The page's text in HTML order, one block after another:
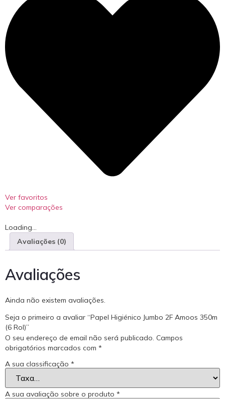
Ver favoritos
Ver comparações
Loading...
Avaliações (0)
Avaliações
Ainda não existem avaliações.
Seja o primeiro a avaliar “Papel Higiénico Jumbo 2F Amoos 350m
(6 Rol)”
O seu endereço de email não será publicado. Campos
obrigatórios marcados com *
A sua classificação *
A sua avaliação sobre o produto *